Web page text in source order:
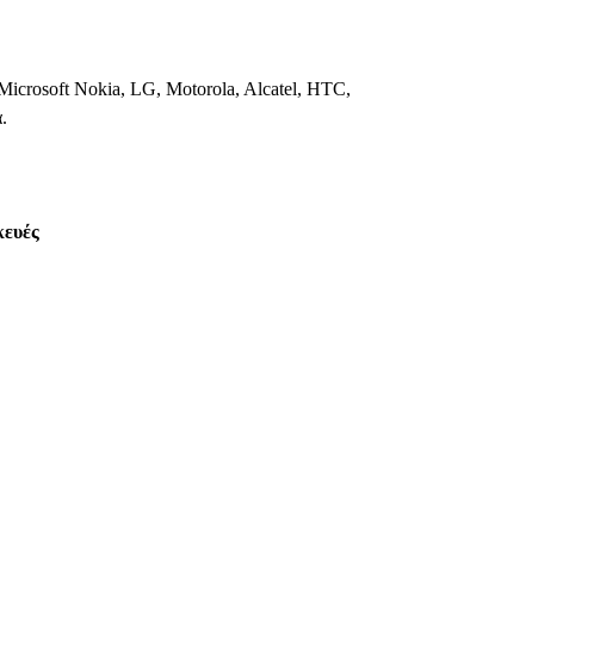
Microsoft Nokia, LG, Motorola, Alcatel, HTC,